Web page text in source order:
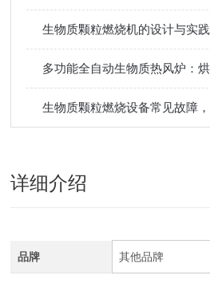
生物质颗粒燃烧机的设计与实践
详细介绍
品牌 其他品牌